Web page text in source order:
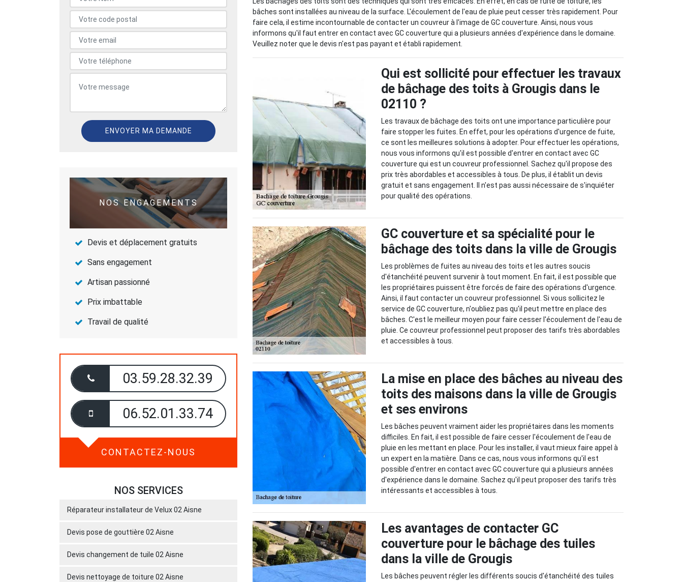
NOS ENGAGEMENTS
Devis et déplacement gratuits
Sans engagement
Artisan passionné
Prix imbattable
Travail de qualité
03.59.28.32.39
06.52.01.33.74
CONTACTEZ-NOUS
NOS SERVICES
Réparateur installateur de Velux 02 Aisne
Devis pose de gouttière 02 Aisne
Devis changement de tuile 02 Aisne
Devis nettoyage de toiture 02 Aisne
bâches sont installées au niveau de la surface. L'écoulement de l'eau de pluie peut cesser très rapidement. Pour
faire cela, il estime incontournable de contacter un couvreur à l'image de GC couverture. Ainsi, nous vous
informons qu'il faut entrer en contact avec GC couverture qui a plusieurs années d'expérience dans le domaine.
Veuillez noter que le devis n'est pas payant et établi rapidement.
Qui est sollicité pour effectuer les travaux
de bâchage des toits à Grougis dans le
02110 ?
Les travaux de bâchage des toits ont une importance particulière pour
faire stopper les fuites. En effet, pour les opérations d'urgence de fuite,
ce sont les meilleures solutions à adopter. Pour effectuer les opérations,
nous vous informons qu'il est possible d'entrer en contact avec GC
couverture qui est un couvreur professionnel. Sachez qu'il propose des
prix très abordables et accessibles à tous. De plus, il établit un devis
gratuit et sans engagement. Il n'est pas aussi nécessaire de s'inquiéter
pour qualité des opérations.
GC couverture et sa spécialité pour le
bâchage des toits dans la ville de Grougis
Les problèmes de fuites au niveau des toits et les autres soucis
d'étanchéité peuvent survenir à tout moment. En fait, il est possible que
les propriétaires puissent être forcés de faire des opérations d'urgence.
Ainsi, il faut contacter un couvreur professionnel. Si vous sollicitez le
service de GC couverture, n'oubliez pas qu'il peut mettre en place des
bâches. C'est le meilleur moyen pour faire cesser l'écoulement de l'eau de
pluie. Ce couvreur professionnel peut proposer des tarifs très abordables
et accessibles à tous.
La mise en place des bâches au niveau des
toits des maisons dans la ville de Grougis
et ses environs
Les bâches peuvent vraiment aider les propriétaires dans les moments
difficiles. En fait, il est possible de faire cesser l'écoulement de l'eau de
pluie en les mettant en place. Pour les installer, il vaut mieux faire appel à
un expert en la matière. Dans ce cas, nous vous informons qu'il est
possible d'entrer en contact avec GC couverture qui a plusieurs années
d'expérience dans le domaine. Sachez qu'il peut proposer des tarifs très
intéressants et accessibles à tous.
Les avantages de contacter GC
couverture pour le bâchage des tuiles
dans la ville de Grougis
Les bâches peuvent régler les différents soucis d'étanchéité des tuiles